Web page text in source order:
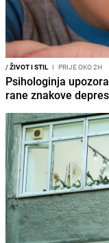
/ŽIVOT I STIL I PRIJE OKO 2H
Psihologinja
rane znakove